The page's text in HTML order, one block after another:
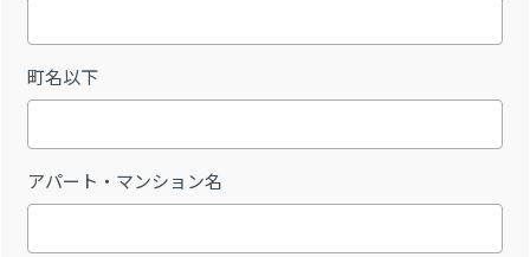
町名以下
アパート・マンション名